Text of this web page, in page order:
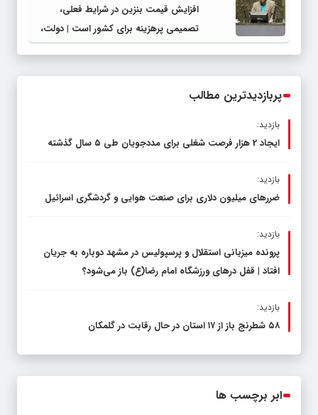
افزایش قیمت بنزین در شرایط فعلی،
تصمیمی پرهزینه برای کشور است | دولت،
قاچاق سوخت و عوامل اصلی ناترازی را
پربازدیدترین مطالب
بازدید:
ایجاد 2 هزار فرصت شغلی برای مددجویان طی ۵ سال گذشته
بازدید:
ضررهای میلیون دلاری برای صنعت هوایی و گردشگری اسرائیل
بازدید:
پرونده میزبانی استقلال و پرسپولیس در مشهد دوباره به جریان
افتاد | قفل در‌های ورزشگاه امام رضا(ع) باز می‌شود؟
بازدید:
۵۸ شطرنج‌ باز از ۱۷ استان در حال رقابت در گلمکان
ابر برچسب ها